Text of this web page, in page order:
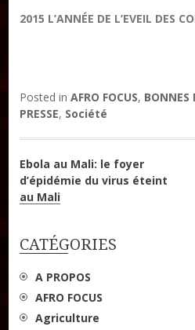
2015 L’ANNÉE DE L’EVEIL DES
Posted inAFRO FOCUS, BONNES
PRESSE, Société
Navigation
de
Ebola au Mali: le foyer
d’épidémie du virus éteint
au Mali
CATÉGORIES
A PROPOS
AFRO FOCUS
Agriculture